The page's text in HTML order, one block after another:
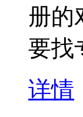
册的
要找
详情